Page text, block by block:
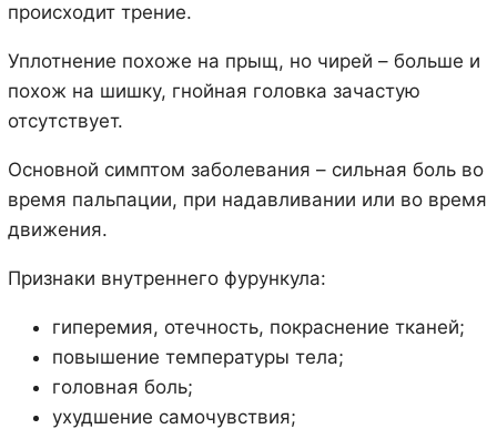
происходит трение.
Уплотнение похоже на прыщ, но чирей – больше и
похож на шишку, гнойная головка зачастую
отсутствует.
Основной симптом заболевания – сильная боль во
время пальпации, при надавливании или во время
движения.
Признаки внутреннего фурункула:
гиперемия, отечность, покраснение тканей;
повышение температуры тела;
головная боль;
ухудшение самочувствия;